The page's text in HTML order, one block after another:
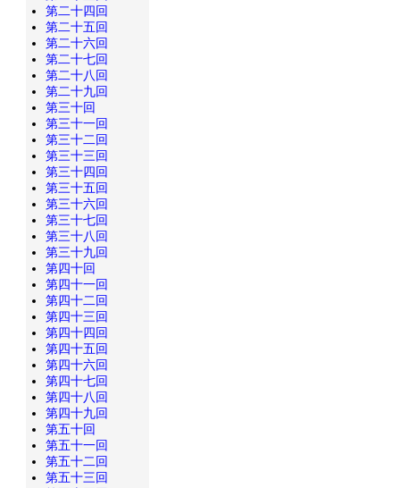
第二十四回
第二十五回
第二十六回
第二十七回
第二十八回
第二十九回
第三十回
第三十一回
第三十二回
第三十三回
第三十四回
第三十五回
第三十六回
第三十七回
第三十八回
第三十九回
第四十回
第四十一回
第四十二回
第四十三回
第四十四回
第四十五回
第四十六回
第四十七回
第四十八回
第四十九回
第五十回
第五十一回
第五十二回
第五十三回